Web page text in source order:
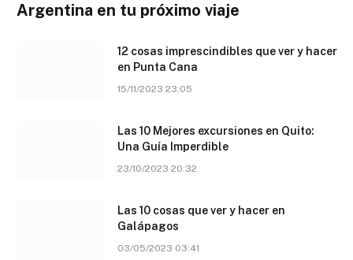
Argentina en tu próximo viaje
12 cosas imprescindibles que ver y hacer
en Punta Cana
15/11/2023 23:05
Las 10 Mejores excursiones en Quito:
Una Guía Imperdible
23/10/2023 20:32
Las 10 cosas que ver y hacer en
Galápagos
03/05/2023 03:41